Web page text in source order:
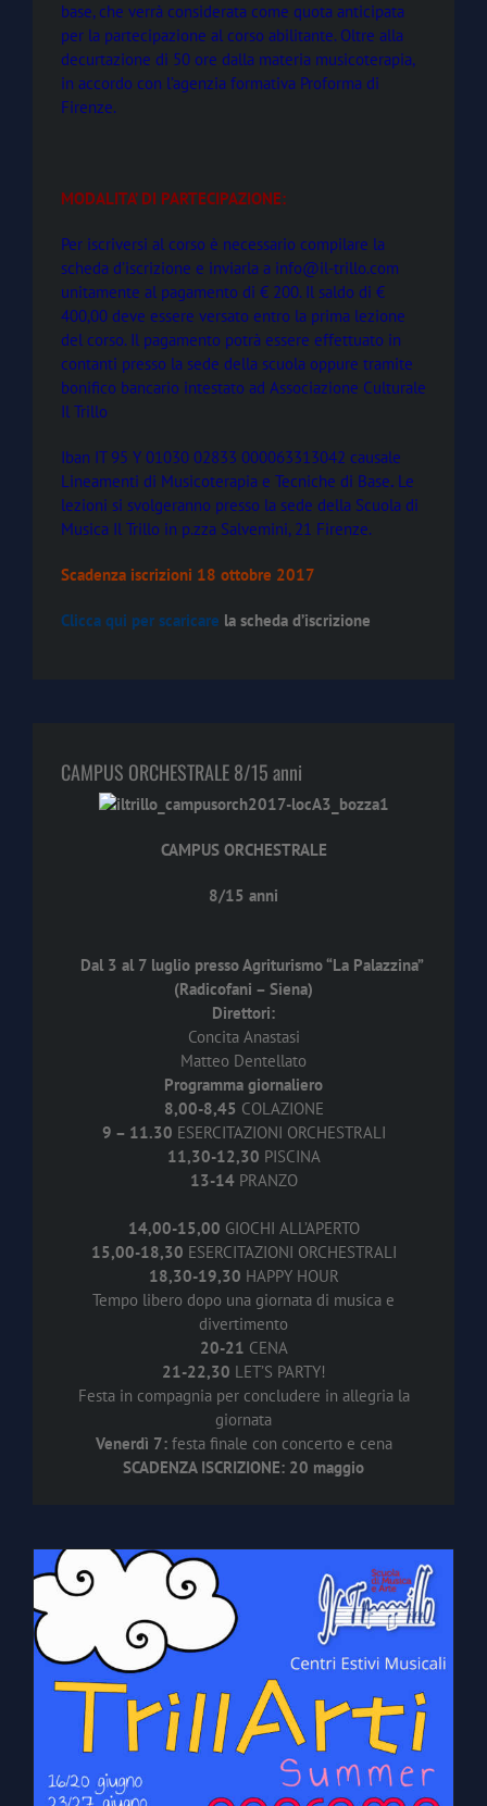
base, che verrà considerata come quota anticipata
per la partecipazione al corso abilitante. Oltre alla
decurtazione di 50 ore dalla materia musicoterapia,
in accordo con l’agenzia formativa Proforma di
Firenze.
MODALITA’ DI PARTECIPAZIONE:
Per iscriversi al corso è necessario compilare la
scheda d’iscrizione e inviarla a info@il-trillo.com
unitamente al pagamento di € 200. Il saldo di €
400,00 deve essere versato entro la prima lezione
del corso. Il pagamento potrà essere effettuato in
contanti presso la sede della scuola oppure tramite
bonifico bancario intestato ad Associazione Culturale
Il Trillo
Iban IT 95 Y 01030 02833 000063313042 causale
Lineamenti di Musicoterapia e Tecniche di Base. Le
lezioni si svolgeranno presso la sede della Scuola di
Musica Il Trillo in p.zza Salvemini, 21 Firenze.
Scadenza iscrizioni 18 ottobre 2017
Clicca qui per scaricare la scheda d’iscrizione
CAMPUS ORCHESTRALE 8/15 anni
CAMPUS ORCHESTRALE
8/15 anni
Dal 3 al 7 luglio presso Agriturismo “La Palazzina”
(Radicofani – Siena)
Direttori:
Concita Anastasi
Matteo Dentellato
Programma giornaliero
8,00-8,45 COLAZIONE
9 – 11.30 ESERCITAZIONI ORCHESTRALI
11,30-12,30 PISCINA
13-14PRANZO
14,00-15,00 GIOCHI ALL’APERTO
15,00-18,30 ESERCITAZIONI ORCHESTRALI
18,30-19,30 HAPPY HOUR
Tempo libero dopo una giornata di musica e
divertimento
20-21 CENA
21-22,30 LET’S PARTY!
Festa in compagnia per concludere in allegria la
giornata
Venerdì 7: festa finale con concerto e cena
SCADENZA ISCRIZIONE: 20 maggio